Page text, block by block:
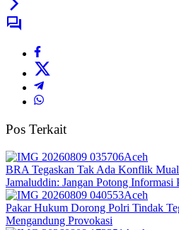
Pos Terkait
Aceh
BRA Tegaskan Tak Ada Konflik
Jamaluddin: Jangan Potong Informasi
Aceh
Pakar Hukum Dorong Polri Tindak
Mengandung Provokasi